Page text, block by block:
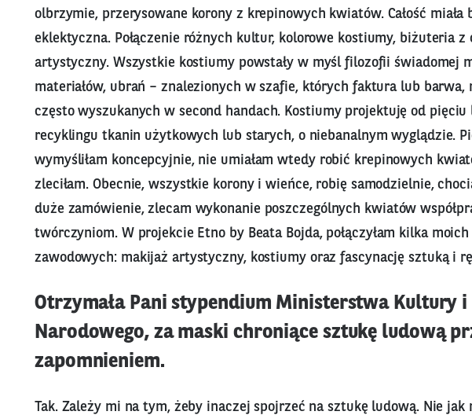
olbrzymie, przerysowane korony z krepinowych kwiatów. Całość miała
eklektyczna. Połączenie różnych kultur, kolorowe kostiumy, biżuteria z
artystyczny. Wszystkie kostiumy powstały w myśl filozofii świadomej
materiałów, ubrań – znalezionych w szafie, których faktura lub barwa,
często wyszukanych w second handach. Kostiumy projektuję od pięciu
recyklingu tkanin użytkowych lub starych, o niebanalnym wyglądzie.
wymyśliłam koncepcyjnie, nie umiałam wtedy robić krepinowych
zleciłam. Obecnie, wszystkie korony i wieńce, robię samodzielnie,
duże zamówienie, zlecam wykonanie poszczególnych kwiatów
twórczyniom. W projekcie Etno by Beata Bojda, połączyłam kilka
zawodowych: makijaż artystyczny, kostiumy oraz fascynację sztuką i
Otrzymała Pani stypendium Ministerstwa Kultury
Narodowego, za maski chroniące sztukę ludową
zapomnieniem.
Tak. Zależy mi na tym, żeby inaczej spojrzeć na sztukę ludową. Nie jak